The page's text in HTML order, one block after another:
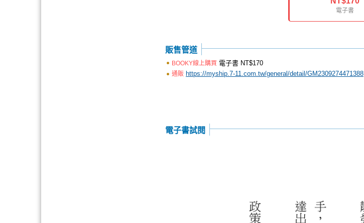
電子書
販售管道
BOOKY線上購買 電子書 NT$170
通販 https://myship.7-11.com.tw/general/detail/GM2309274471388
電子書試閱